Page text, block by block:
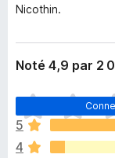
Nicothin.
Noté 4,9 par 2
I
l
n
’
5
4